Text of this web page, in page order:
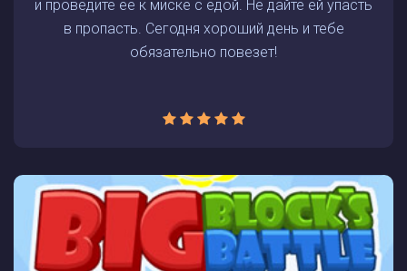
и проведите ее к миске с едой. Не дайте ей упасть
в пропасть. Сегодня хороший день и тебе
обязательно повезет!